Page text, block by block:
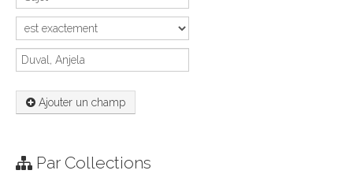
Ajouter un champ
Par Collections